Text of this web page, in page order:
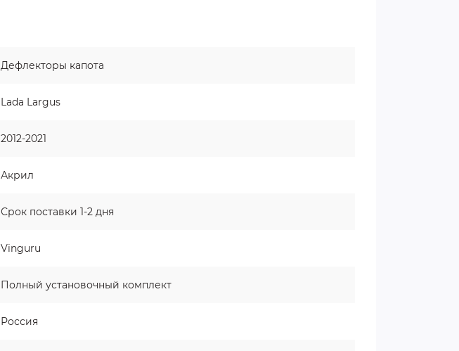
Дефлекторы капота
Lada Largus
2012-2021
Акрил
Срок поставки 1-2 дня
Vinguru
Полный установочный комплект
Россия